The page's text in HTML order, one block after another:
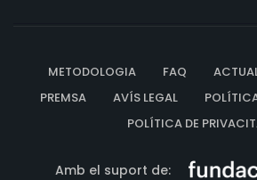
METODOLOGIA FAQ
PREMSA
AVÍS LEGAL
POLÍTICA DE
Amb el suport de: